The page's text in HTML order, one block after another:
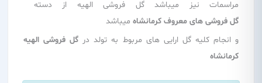
مراسمات نیز میباشد گل فروشی الهیه از دسته
گل فروشی های معروف کرمانشاه میباشد
و انجام کلیه گل ارایی های مربوط به تولد در گل فروشی الهیه
کرمانشاه